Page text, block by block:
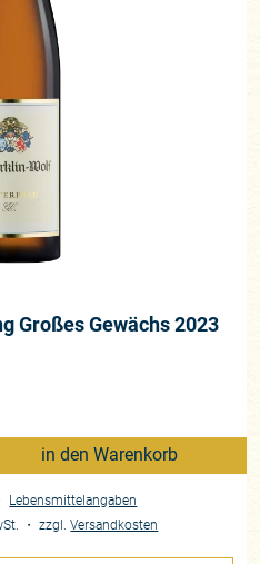
Großes Gewächs 2023
in den Warenkorb
Lebensmittelangaben
・zzgl.Versandkosten